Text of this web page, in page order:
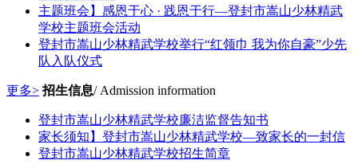
主题班会】感恩于心 · 践恩于行—登封市嵩山少林精武
学校主题班会活动
登封市嵩山少林精武学校举行“红领巾 我为你自豪”少先
队入队仪式
更多> 招生信息/ Admission information
登封市嵩山少林精武学校廉洁监督告知书
家长须知】登封市嵩山少林精武学校—致家长的一封信
登封市嵩山少林精武学校招生简章